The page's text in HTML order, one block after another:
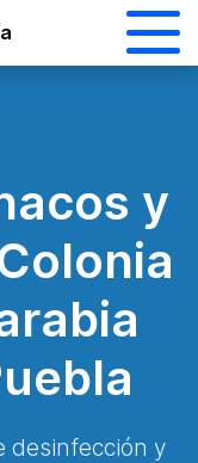
y
desinfección y